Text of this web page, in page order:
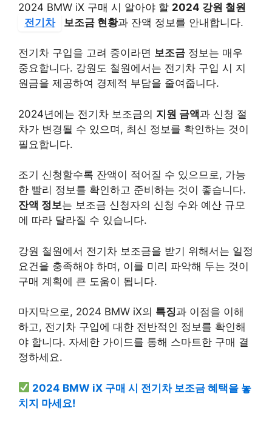
2024 BMW iX 구매 시 알아야 할 2024 강원 철원
전기차
보조금 현황과 잔액 정보를 안내합니다.
전기차 구입을 고려 중이라면 보조금 정보는 매우
중요합니다. 강원도 철원에서는 전기차 구입 시 지
원금을 제공하여 경제적 부담을 줄여줍니다.
2024년에는 전기차 보조금의 지원 금액과 신청 절
차가 변경될 수 있으며, 최신 정보를 확인하는 것이
필요합니다.
조기 신청할수록 잔액이 적어질 수 있으므로, 가능
한 빨리 정보를 확인하고 준비하는 것이 좋습니다.
잔액 정보는 보조금 신청자의 신청 수와 예산 규모
에 따라 달라질 수 있습니다.
강원 철원에서 전기차 보조금을 받기 위해서는 일정
요건을 충족해야 하며, 이를 미리 파악해 두는 것이
구매 계획에 큰 도움이 됩니다.
마지막으로, 2024 BMW iX의 특징과 이점을 이해
하고, 전기차 구입에 대한 전반적인 정보를 확인해
야 합니다. 자세한 가이드를 통해 스마트한 구매 결
정하세요.
2024 BMW iX 구매 시 전기차 보조금 혜택을 놓
치지 마세요!